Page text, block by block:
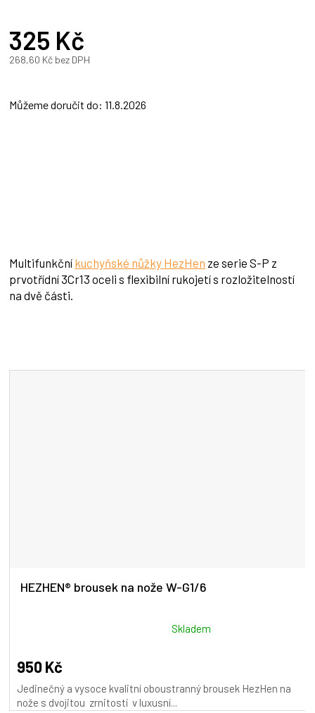
325 Kč
268,60 Kč bez DPH
Můžeme doručit do: 11.8.2026
Multifunkční kuchyňské nůžky HezHen ze serie S-P z
prvotřídní 3Cr13 oceli s flexibilní rukojetí s rozložitelností
na dvě části.
HEZHEN® brousek na nože W-G1/6
produktu
je
5,0
z
Skladem
950 Kč
Jedinečný a vysoce kvalitní oboustranný brousek HezHen na
nože s dvojitou zrnitostí v luxusní...